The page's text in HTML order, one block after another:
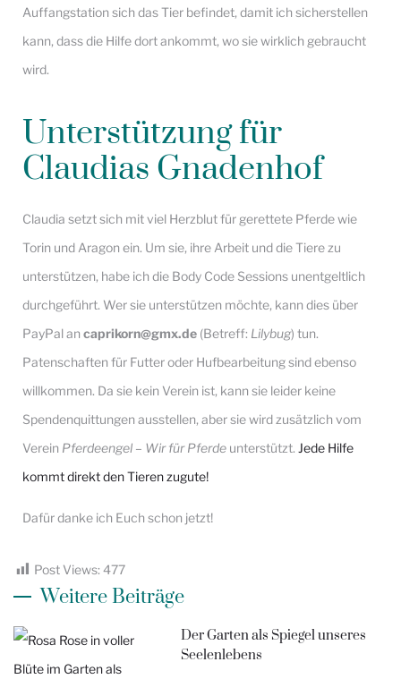
Auffangstation sich das Tier befindet, damit ich sicherstellen
kann, dass die Hilfe dort ankommt, wo sie wirklich gebraucht
wird.
Unterstützung für
Claudias Gnadenhof
Claudia setzt sich mit viel Herzblut für gerettete Pferde wie
Torin und Aragon ein. Um sie, ihre Arbeit und die Tiere zu
unterstützen, habe ich die Body Code Sessions unentgeltlich
durchgeführt. Wer sie unterstützen möchte, kann dies über
PayPal an caprikorn@gmx.de (Betreff: Lilybug) tun.
Patenschaften für Futter oder Hufbearbeitung sind ebenso
willkommen. Da sie kein Verein ist, kann sie leider keine
Spendenquittungen ausstellen, aber sie wird zusätzlich vom
Verein Pferdeengel – Wir für Pferde unterstützt. Jede Hilfe
kommt direkt den Tieren zugute!
Dafür danke ich Euch schon jetzt!
Post Views: 477
Weitere Beiträge
Der Garten als Spiegel unseres
Seelenlebens